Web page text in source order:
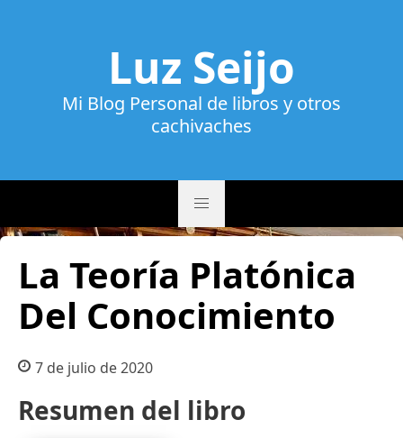
Luz Seijo
Mi Blog Personal de libros y otros
cachivaches
La Teoría Platónica
Del Conocimiento
7 de julio de 2020
Resumen del libro